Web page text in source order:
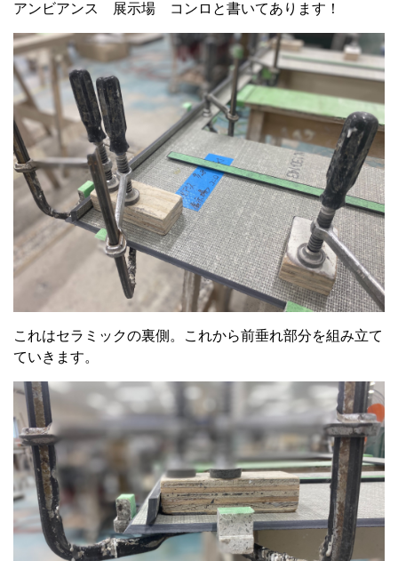
アンビアンス 展示場 コンロと書いてあります！
これはセラミックの裏側。これから前垂れ部分を組み立て
ていきます。